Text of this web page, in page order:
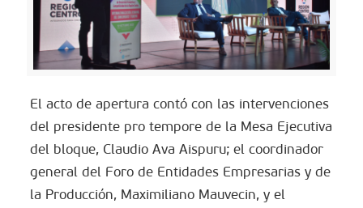
El acto de apertura contó con las intervenciones
del presidente pro tempore de la Mesa Ejecutiva
del bloque, Claudio Ava Aispuru; el coordinador
general del Foro de Entidades Empresarias y de
la Producción, Maximiliano Mauvecin, y el